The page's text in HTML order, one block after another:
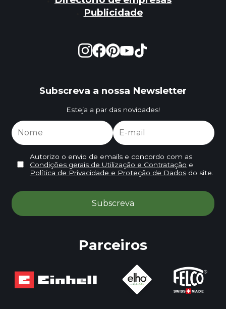
Publicidade
Subscreva a nossa Newsletter
Esteja a par das novidades!
Autorizo o envio de emails e concordo com as
Condições gerais de Utilização e Contratação e
Política de Privacidade e Proteção de Dadosdo site.
Parceiros